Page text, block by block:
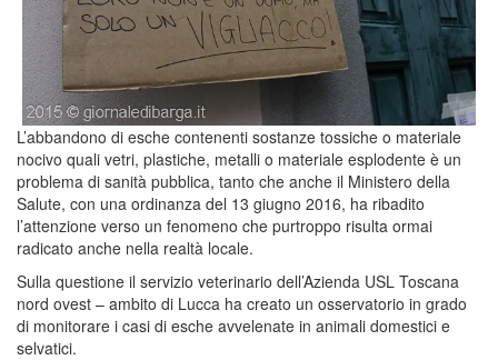
L’abbandono di esche contenenti sostanze tossiche o materiale
nocivo quali vetri, plastiche, metalli o materiale esplodente è un
problema di sanità pubblica, tanto che anche il Ministero della
Salute, con una ordinanza del 13 giugno 2016, ha ribadito
l’attenzione verso un fenomeno che purtroppo risulta ormai
radicato anche nella realtà locale.
Sulla questione il servizio veterinario dell’Azienda USL Toscana
nord ovest – ambito di Lucca ha creato un osservatorio in grado
di monitorare i casi di esche avvelenate in animali domestici e
selvatici.